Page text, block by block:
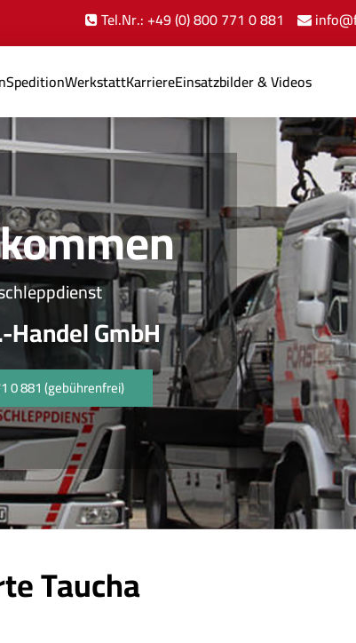
Tel.Nr.: +49 (0) 800 771 0 881
SpeditionWerkstattKarriereEinsatzbilder & Videos
GmbH
0 881 (gebührenfrei)
Taucha